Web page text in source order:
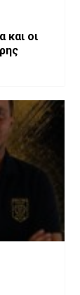
και οι